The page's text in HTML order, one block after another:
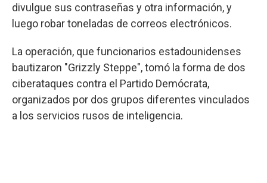
divulgue sus contraseñas y otra información, y
luego robar toneladas de correos electrónicos.
La operación, que funcionarios estadounidenses
bautizaron "Grizzly Steppe", tomó la forma de dos
ciberataques contra el Partido Demócrata,
organizados por dos grupos diferentes vinculados
a los servicios rusos de inteligencia.